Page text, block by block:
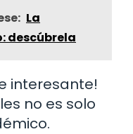
La
descúbrela
interesante!
no es solo